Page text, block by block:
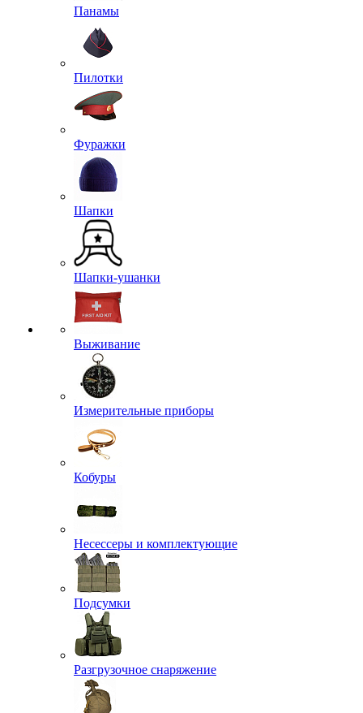
Панамы
Пилотки
Фуражки
Шапки
Шапки-ушанки
Выживание
Измерительные приборы
Кобуры
Несессеры и комплектующие
Подсумки
Разгрузочное снаряжение